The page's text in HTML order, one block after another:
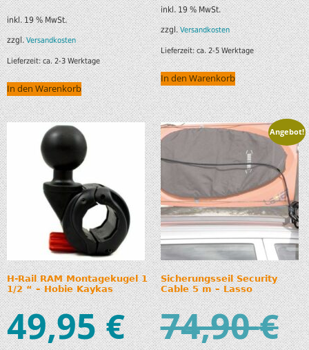
inkl. 19 % MwSt.
zzgl.Versandkosten
Lieferzeit:ca. 2-3 Werktage
In den Warenkorb
inkl. 19 % MwSt.
zzgl.Versandkosten
Lieferzeit:ca. 2-5 Werktage
In den Warenkorb
H-Rail RAM Montagekugel 1
1/2 “ – Hobie Kaykas
49,95€
Angebot!
Sicherungsseil Security
Cable 5 m – Lasso
74,90€